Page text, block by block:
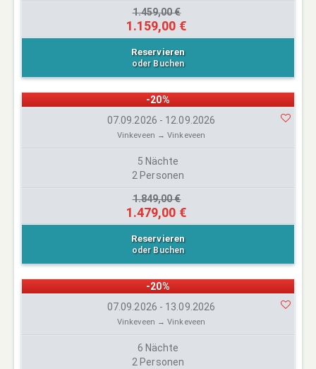
1.459,00 €
1.159,00 €
Reservieren
oder Buchen
-20%
07.09.2026 - 12.09.2026
Vinkeveen → Vinkeveen
5 Nächte
2 Personen
1.849,00 €
1.479,00 €
Reservieren
oder Buchen
-20%
07.09.2026 - 13.09.2026
Vinkeveen → Vinkeveen
6 Nächte
2 Personen